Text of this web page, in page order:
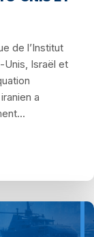
de l’Institut
Unis, Israël et
a